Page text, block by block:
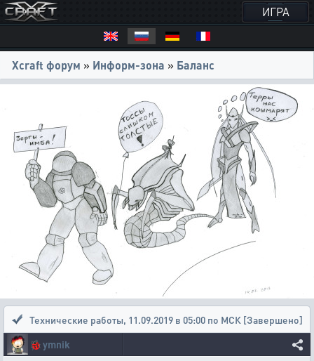
ИГРА
Xcraft форум » Информ-зона » Баланс
Технические работы, 11.09.2019 в 05:00 по МСК [Завершено]
🐞 ymnik